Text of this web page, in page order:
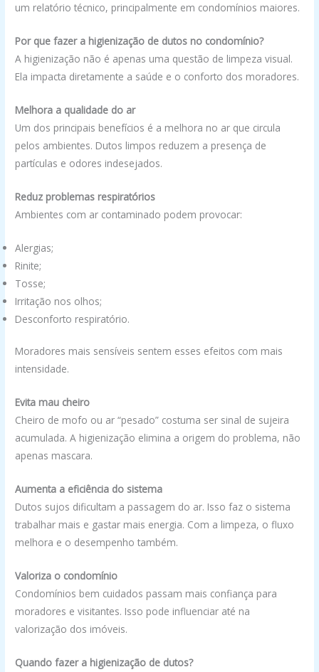
um relatório técnico, principalmente em condomínios maiores.
Por que fazer a higienização de dutos no condomínio?
A higienização não é apenas uma questão de limpeza visual.
Ela impacta diretamente a saúde e o conforto dos moradores.
Melhora a qualidade do ar
Um dos principais benefícios é a melhora no ar que circula
pelos ambientes. Dutos limpos reduzem a presença de
partículas e odores indesejados.
Reduz problemas respiratórios
Ambientes com ar contaminado podem provocar:
Alergias;
Rinite;
Tosse;
Irritação nos olhos;
Desconforto respiratório.
Moradores mais sensíveis sentem esses efeitos com mais
intensidade.
Evita mau cheiro
Cheiro de mofo ou ar “pesado” costuma ser sinal de sujeira
acumulada. A higienização elimina a origem do problema, não
apenas mascara.
Aumenta a eficiência do sistema
Dutos sujos dificultam a passagem do ar. Isso faz o sistema
trabalhar mais e gastar mais energia. Com a limpeza, o fluxo
melhora e o desempenho também.
Valoriza o condomínio
Condomínios bem cuidados passam mais confiança para
moradores e visitantes. Isso pode influenciar até na
valorização dos imóveis.
Quando fazer a higienização de dutos?